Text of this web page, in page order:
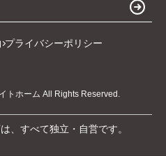
プライバシーポリシー
トホーム All Rights Reserved.
、すべて独立・自営です。